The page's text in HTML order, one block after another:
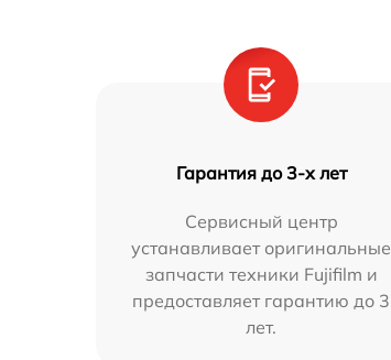
Гарантия до 3-х лет
Сервисный центр
устанавливает оригинальные
запчасти техники Fujifilm и
предоставляет гарантию до 3
лет.